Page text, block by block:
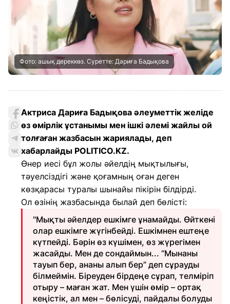
Фото: ашық дереккөз. Суретте: Дариға Бадықова
Актриса Дариға Бадықова әлеуметтік желіде
өз өмірлік ұстанымы мен ішкі әлемі жайлы ой
толғаған жазбасын жариялады, деп
хабарлайды POLITICO.KZ.
Өнер иесі бұл жолы әйелдің мықтылығы,
тәуелсіздігі және қоғамның оған деген
көзқарасы туралы шынайы пікірін білдірді.
Ол өзінің жазбасында былай деп бөлісті:
"Мықты әйелдер ешкімге ұнамайды. Өйткені
олар ешкімге жүгінбейді. Ешкімнен ештеңе
күтпейді. Бәрін өз күшімен, өз жүрегімен
жасайды. Мен де сондаймын... “Мынаны
тауып бер, ананы алып бер” деп сұрауды
білмеймін. Біреуден бірдеңе сұрап, телміріп
отыру – маған жат. Мен үшін өмір – ортақ
кеңістік, ал мен – бөлісуді, пайдалы болуды